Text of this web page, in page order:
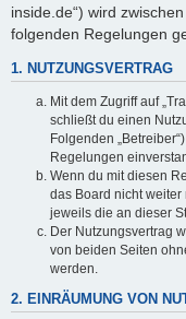
inside.de“) wird
folgenden Regelungen
1. NUTZUNGSVERTRAG
Mit dem Zugriff auf
schließt du einen
Folgenden
Regelungen
Wenn du mit diesen
das Board nicht
jeweils die an dieser
Der Nutzungsvertrag
von beiden Seiten
werden.
2. EINRÄUMUNG VON